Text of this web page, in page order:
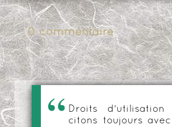
0 commentaire
Droits
citons toujours